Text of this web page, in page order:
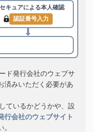
キュアによる本人確認
認証番号入力
ド発行会社のウェブサ
済みいただく必要があ
ているかどうかや、設
行会社のウェブサイト